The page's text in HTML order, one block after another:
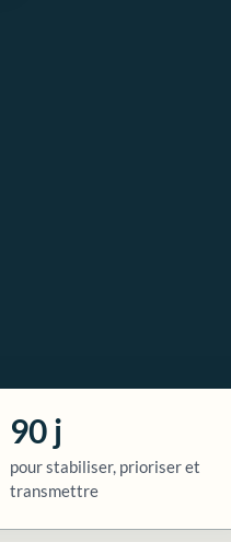
90 j
pour stabiliser, prioriser et
transmettre